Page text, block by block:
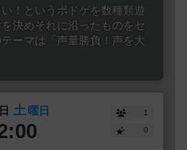
！というボドゲを数種類遊
決めそれに沿ったものをセ
ーマは「声量勝負！声を大
日 土曜日
1
0